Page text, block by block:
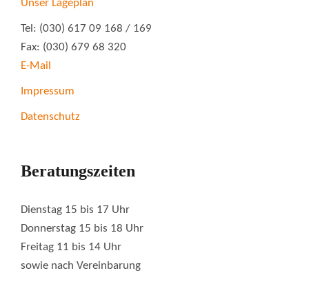
Unser Lageplan
Tel: (030) 617 09 168 / 169
Fax: (030) 679 68 320
E-Mail
Impressum
Datenschutz
Beratungszeiten
Dienstag 15 bis 17 Uhr
Donnerstag 15 bis 18 Uhr
Freitag 11 bis 14 Uhr
sowie nach Vereinbarung